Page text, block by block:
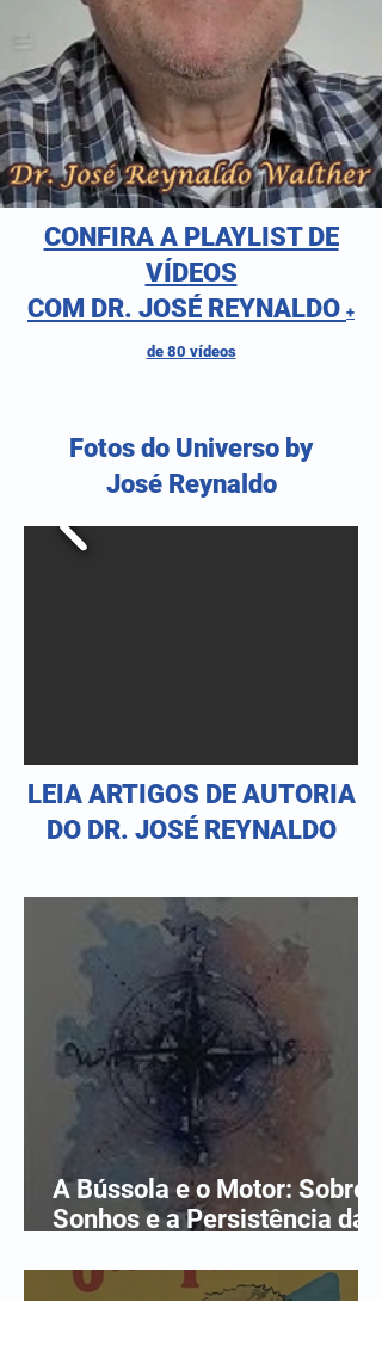
CONFIRA A PLAYLIST DE
VÍDEOS
COM DR. JOSÉ REYNALDO +
de 80 vídeos
Fotos do Universo by
José Reynaldo
LEIA ARTIGOS DE AUTORIA
DO DR. JOSÉ REYNALDO
A Bússola e o Motor: Sobre
Sonhos e a Persistência da